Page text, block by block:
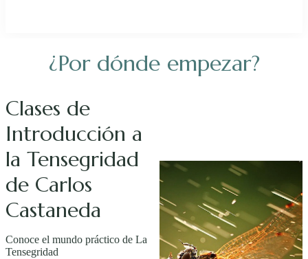
¿Por dónde empezar?
Clases de
Introducción a
la Tensegridad
de Carlos
Castaneda
Conoce el mundo práctico de La
Tensegridad